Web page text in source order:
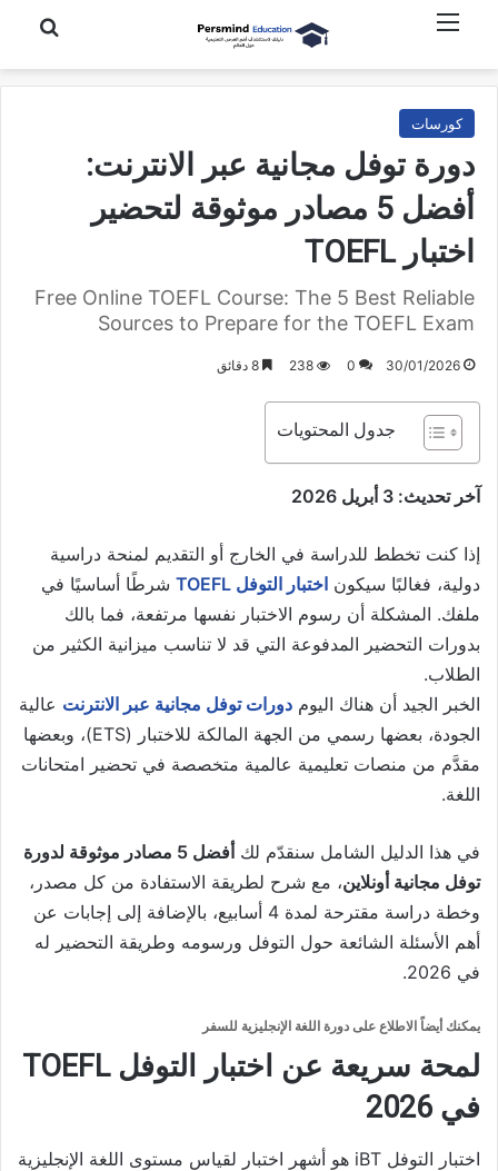
بحث عن
كورسات
دورة توفل مجانية عبر الانترنت:
أفضل 5 مصادر موثوقة لتحضير
اختبار TOEFL
Free Online TOEFL Course: The 5 Best Reliable
Sources to Prepare for the TOEFL Exam
30/01/2026
0
238
جدول المحتويات
آخر تحديث: 3 أبريل 2026
إذا كنت تخطط للدراسة في الخارج أو التقديم لمنحة دراسية
دولية، فغالبًا سيكون اختبار التوفل TOEFL
شرطًا أساسيًا في
ملفك. المشكلة أن رسوم الاختبار نفسها مرتفعة، فما بالك
بدورات التحضير المدفوعة التي قد لا تناسب ميزانية الكثير من
الطلاب.
الخبر الجيد أن هناك اليوم دورات توفل مجانية عبر الانترنت عالية
الجودة، بعضها رسمي من الجهة المالكة للاختبار (ETS)، وبعضها
مقدَّم من منصات تعليمية عالمية متخصصة في تحضير امتحانات
اللغة.
في هذا الدليل الشامل سنقدّم لك
أفضل 5 مصادر موثوقة لدورة
توفل مجانية أونلاين، مع شرح لطريقة الاستفادة من كل مصدر،
وخطة دراسة مقترحة لمدة 4 أسابيع، بالإضافة إلى إجابات عن
أهم الأسئلة الشائعة حول التوفل ورسومه وطريقة التحضير له
في 2026.
يمكنك أيضاً الاطلاع على دورة اللغة الإنجليزية للسفر
لمحة سريعة عن اختبار التوفل TOEFL
في 2026
اختبار التوفل iBT هو أشهر اختبار لقياس مستوى اللغة الإنجليزية